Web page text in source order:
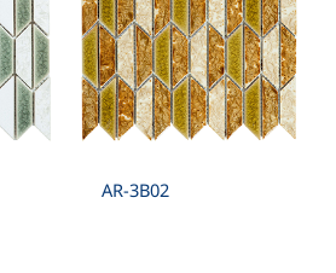
AR-3B02